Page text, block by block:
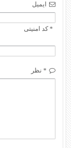
ایمیل
* کد امنیتی
* نظر